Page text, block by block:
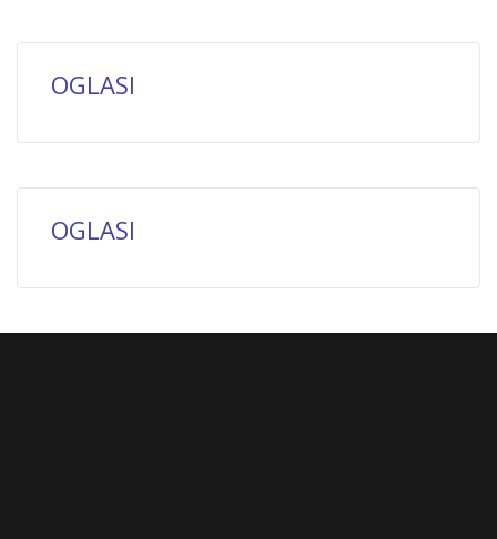
OGLASI
OGLASI